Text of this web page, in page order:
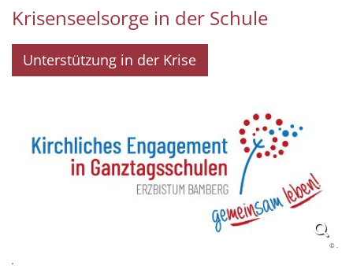
Krisenseelsorge in der Schule
Unterstützung in der Krise
© .
.